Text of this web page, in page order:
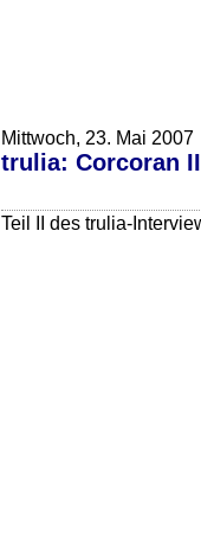
Mittwoch, 23. Mai 2007
trulia: Corcoran II
Teil II des trulia-